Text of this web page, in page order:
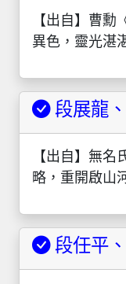
【出自】曹
異色，靈光湛
段展龍
【出自】無
略，重開啟山
段任平